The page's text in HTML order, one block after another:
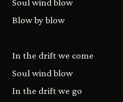
Soul wind blow
Blow by blow
In the drift we come
Soul wind blow
In the drift we go